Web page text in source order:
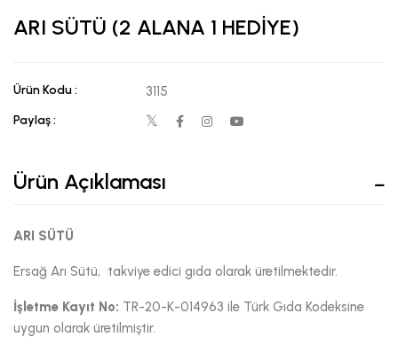
ARI SÜTÜ (2 ALANA 1 HEDİYE)
Ürün Kodu : 3115
Paylaş :
Ürün Açıklaması
ARI SÜTÜ
Ersağ Arı Sütü, takviye edici gıda olarak üretilmektedir.
İşletme Kayıt No: TR-20-K-014963 ile Türk Gıda Kodeksine
uygun olarak üretilmiştir.